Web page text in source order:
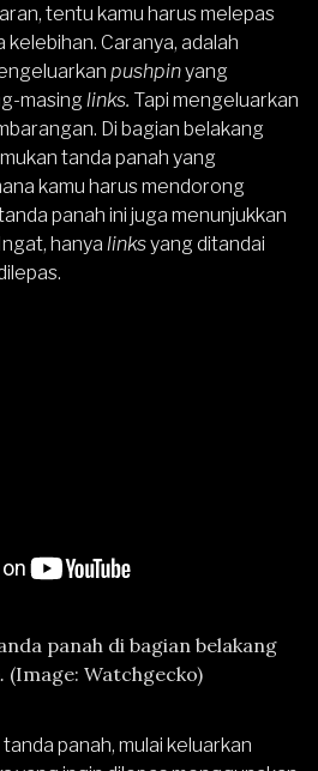
tentu kamu harus melepas
kelebihan. Caranya, adalah
pushpinyang
masing links. Tapi mengeluarkan
Di bagian belakang
tanda panah yang
kamu harus mendorong
panah ini juga menunjukkan
hanya linksyang ditandai
panah di bagian belakang
(Image: Watchgecko)
panah, mulai keluarkan